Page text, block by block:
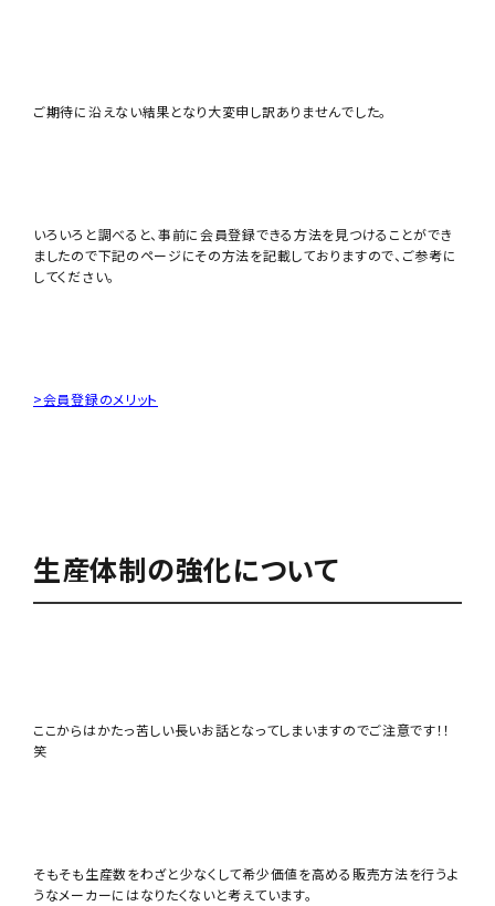
ご期待に沿えない結果となり大変申し訳ありませんでした。
いろいろと調べると、事前に会員登録できる方法を見つけることができ
ましたので下記のページにその方法を記載しておりますので、ご参考に
してください。
>会員登録のメリット
生産体制の強化について
ここからはかたっ苦しい長いお話となってしまいますのでご注意です！！
笑
そもそも生産数をわざと少なくして希少価値を高める販売方法を行うよ
うなメーカーにはなりたくないと考えています。